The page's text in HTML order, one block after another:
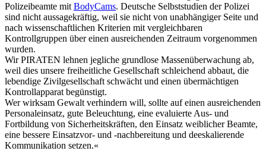
Polizeibeamte mit BodyCams. Deutsche Selbststudien der Polizei
sind nicht aussagekräftig, weil sie nicht von unabhängiger Seite und
nach wissenschaftlichen Kriterien mit vergleichbaren
Kontrollgruppen über einen ausreichenden Zeitraum vorgenommen
wurden.
Wir PIRATEN lehnen jegliche grundlose Massenüberwachung ab,
weil dies unsere freiheitliche Gesellschaft schleichend abbaut, die
lebendige Zivilgesellschaft schwächt und einen übermächtigen
Kontrollapparat begünstigt.
Wer wirksam Gewalt verhindern will, sollte auf einen ausreichenden
Personaleinsatz, gute Beleuchtung, eine evaluierte Aus- und
Fortbildung von Sicherheitskräften, den Einsatz weiblicher Beamte,
eine bessere Einsatzvor- und -nachbereitung und deeskalierende
Kommunikation setzen.«